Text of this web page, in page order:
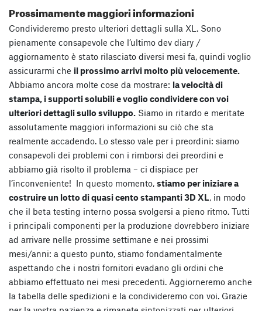
Prossimamente maggiori informazioni
Condivideremo presto ulteriori dettagli sulla XL. Sono
pienamente consapevole che l’ultimo dev diary /
aggiornamento è stato rilasciato diversi mesi fa, quindi voglio
assicurarmi che il prossimo arrivi molto più velocemente.
Abbiamo ancora molte cose da mostrare: la velocità di
stampa, i supporti solubili e voglio condividere con voi
ulteriori dettagli sullo sviluppo. Siamo in ritardo e meritate
assolutamente maggiori informazioni su ciò che sta
realmente accadendo. Lo stesso vale per i preordini: siamo
consapevoli dei problemi con i rimborsi dei preordini e
abbiamo già risolto il problema – ci dispiace per
l’inconveniente! In questo momento, stiamo per iniziare a
costruire un lotto di quasi cento stampanti 3D XL, in modo
che il beta testing interno possa svolgersi a pieno ritmo. Tutti
i principali componenti per la produzione dovrebbero iniziare
ad arrivare nelle prossime settimane e nei prossimi
mesi/anni: a questo punto, stiamo fondamentalmente
aspettando che i nostri fornitori evadano gli ordini che
abbiamo effettuato nei mesi precedenti. Aggiorneremo anche
la tabella delle spedizioni e la condivideremo con voi. Grazie